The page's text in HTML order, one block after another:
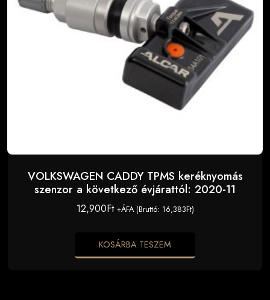
VOLKSWAGEN CADDY TPMS keréknyomás
szenzor a következő évjárattól: 2020-11
12,900Ft +ÁFA (Bruttó: 16,383Ft)
KOSÁRBA TESZEM